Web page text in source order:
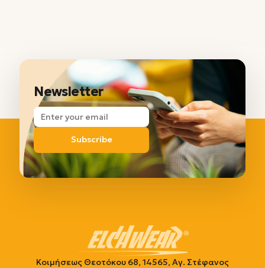
Newsletter
Subscribe
Κοιμήσεως Θεοτόκου 68, 14565, Αγ. Στέφανος